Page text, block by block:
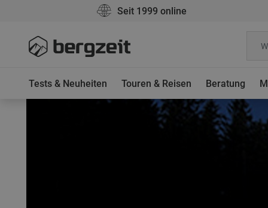
Seit 1999 online
Tests & Neuheiten Touren & Reisen Beratung